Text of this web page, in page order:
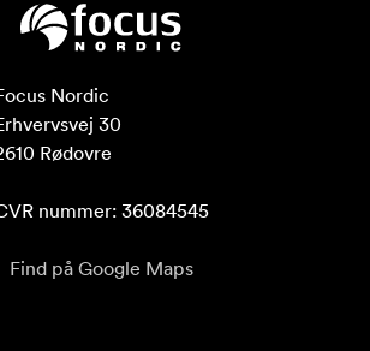
Nordic
30
Rødovre
nummer: 36084545
Find på Google Maps